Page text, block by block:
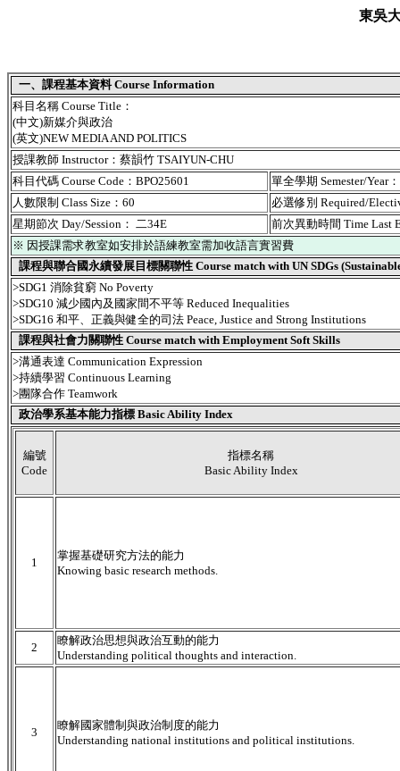
東吳
一、課程基本資料 Course Information
科目名稱 Course Title：
(中文)新媒介與政治
(英文)NEW MEDIA AND POLITICS
授課教師 Instructor：蔡韻竹 TSAIYUN-CHU
科目代碼 Course Code：BPO25601
單全學期 Semester/Year
人數限制 Class Size：60
必選修別 Required/
星期節次 Day/Session： 二34E
前次異動時間 Time Last
※ 因授課需求教室如安排於語練教室需加收語言實習費
課程與聯合國永續發展目標關聯性 Course match with UN SDGs
>SDG1 消除貧窮 No Poverty
>SDG10 減少國內及國家間不平等 Reduced Inequalities
>SDG16 和平、正義與健全的司法 Peace, Justice and Strong Institutions
課程與社會力關聯性 Course match with Employment Soft Skills
>溝通表達 Communication Expression
>持續學習 Continuous Learning
>團隊合作 Teamwork
政治學系基本能力指標 Basic Ability Index
編號
Code
指標名稱
Basic Ability Index
1
掌握基礎研究方法的能力
Knowing basic research methods.
2
瞭解政治思想與政治互動的能力
Understanding political thoughts and interaction.
3
瞭解國家體制與政治制度的能力
Understanding national institutions and political institutions.